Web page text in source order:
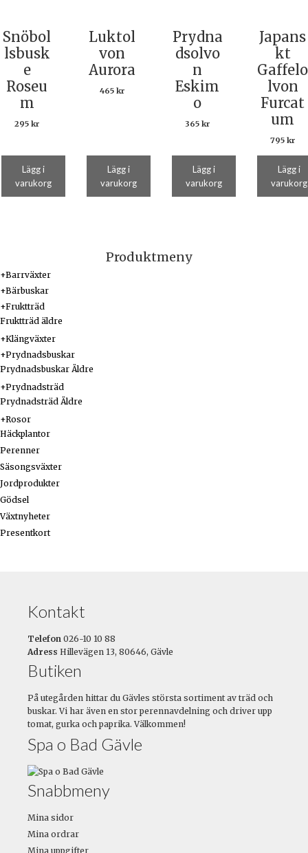
Snöbol
lsbusk
e
Roseu
m
295 kr
Lägg i
varukorg
Luktol
von
Aurora
465 kr
Lägg i
varukorg
Prydna
dsolvo
n
Eskim
o
365 kr
Lägg i
varukorg
Japans
kt
Gaffelo
lvon
Furcat
um
795 kr
Lägg i
varukorg
Produktmeny
+Barrväxter
+Bärbuskar
+Fruktträd
Fruktträd äldre
+Klängväxter
+Prydnadsbuskar
Prydnadsbuskar Äldre
+Prydnadsträd
Prydnadsträd Äldre
+Rosor
Häckplantor
Perenner
Säsongsväxter
Jordprodukter
Gödsel
Växtnyheter
Presentkort
Kontakt
Telefon 026-10 10 88
Adress Hillevägen 13, 80646, Gävle
Butiken
På utegården hittar du Gävles största sortiment av träd och
buskar. Vi har även en stor perennavdelning och driver upp
tomat, gurka och paprika. Välkommen!
Spa o Bad Gävle
Snabbmeny
Mina sidor
Mina ordrar
Mina uppgifter